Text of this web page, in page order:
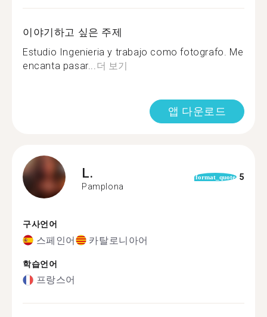
이야기하고 싶은 주제
Estudio Ingenieria y trabajo como fotografo. Me
encanta pasar...더 보기
앱 다운로드
L.
Pamplona
format_quote 5
구사언어
스페인어 카탈로니아어
학습언어
프랑스어